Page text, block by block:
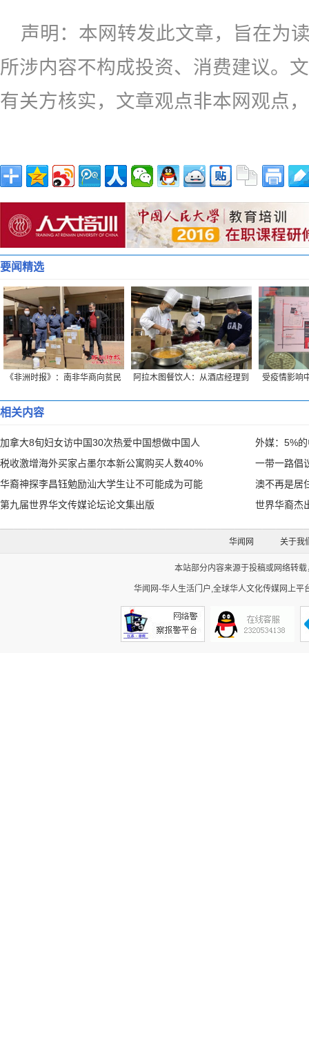
声明：本网转发此文章，旨在为
所涉内容不构成投资、消费建议。
有关方核实，文章观点非本网观点
要闻精选
《非洲时报》：南非华商向贫民
阿拉木图餐饮人：从酒店经理到
受疫情影响
相关内容
加拿大8旬妇女访中国30次热爱中国想做中国人
外媒：5%
税收激增海外买家占墨尔本新公寓购买人数40%
一带一路倡
华裔神探李昌钰勉励汕大学生让不可能成为可能
澳不再是居
第九届世界华文传媒论坛论文集出版
世界华裔杰
华闻网 关于我
本站部分内容来源于投稿或网络转
华闻网-华人生活门户,全球华人文化传媒网上